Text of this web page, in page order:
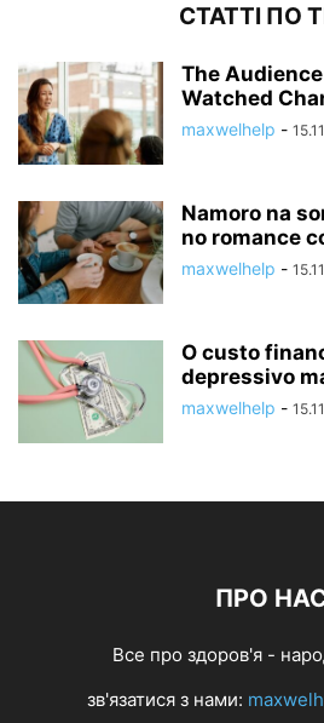
СТАТТІ ПО
The
Watched
maxwelhelp -
Namoro na
no romance
maxwelhelp -
O custo
depressivo
maxwelhelp -
ПРО
Все про здоров'я -
зв'язатися з нами: